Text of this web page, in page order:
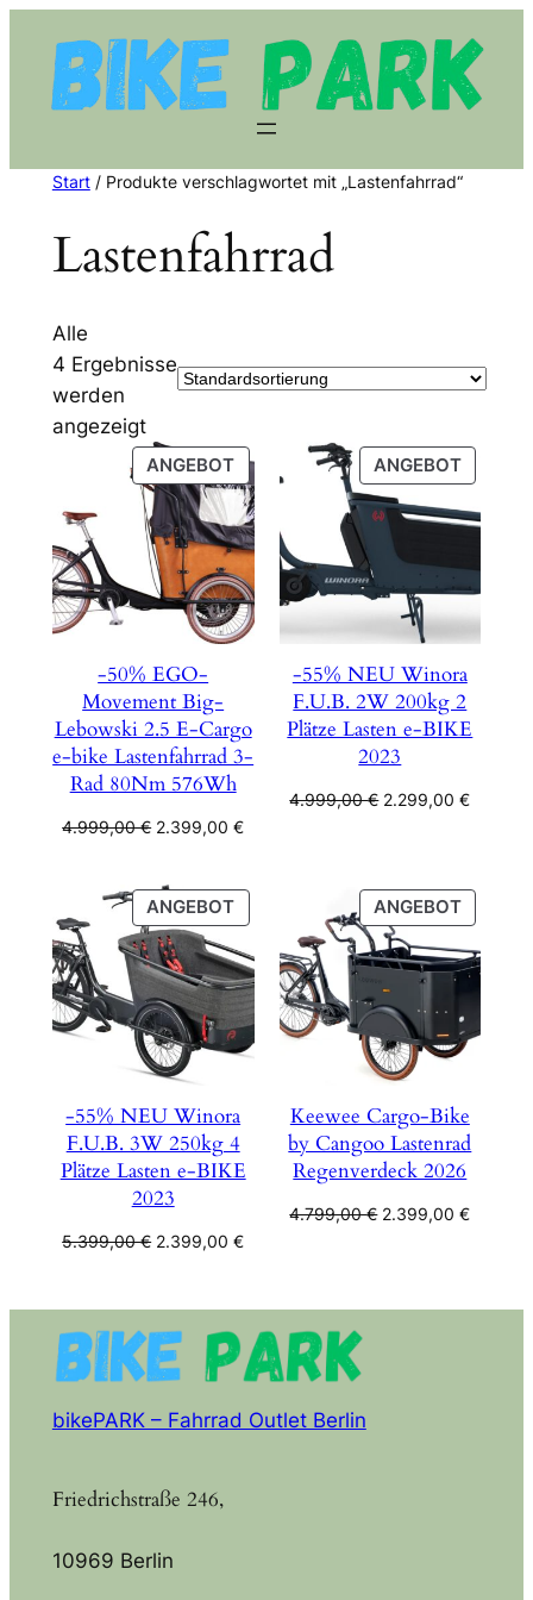
Inhalt
springen
Start/ Produkte verschlagwortet mit „Lastenfahrrad“
Lastenfahrrad
Alle
4 Ergebnisse
werden
angezeigt
ANGEBOTPRODUKT
IM
ANGEBOT
-50% EGO-
Movement Big-
Lebowski 2.5 E-Cargo
e-bike Lastenfahrrad 3-
Rad 80Nm 576Wh
4.999,00€ Ursprünglicher
4.999,00 €
2.399,00€Aktueller
ANGEBOT
IM
-55% NEU Winora
F.U.B. 2W 200kg 2
Plätze Lasten e-BIKE
2023
4.999,00€ Ursprünglicher
2.299,00€
ANGEBOTPRODUKT
IM
ANGEBOT
-55% NEU Winora
F.U.B. 3W 250kg 4
Plätze Lasten e-BIKE
2023
5.399,00€ Ursprünglicher
2.399,00€Aktueller
ANGEBOT
IM
Keewee Cargo-Bike
by Cangoo Lastenrad
Regenverdeck 2026
4.799,00€ Ursprünglicher
2.399,00€
bikePARK – Fahrrad Outlet Berlin
Friedrichstraße 246,
10969 Berlin